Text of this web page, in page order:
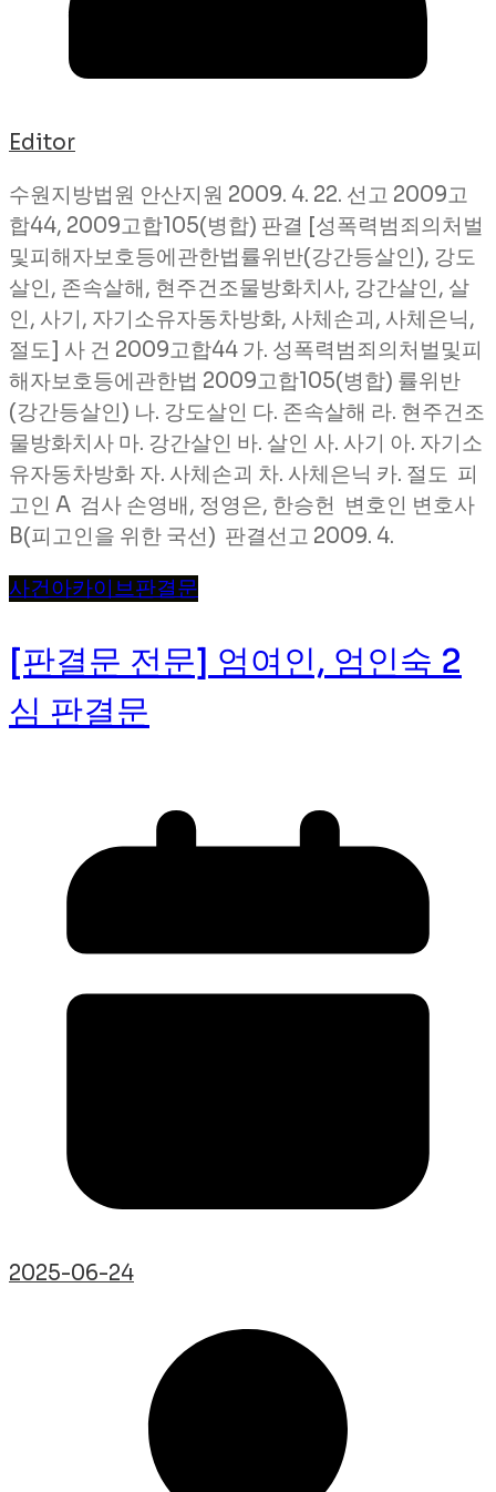
Editor
수원지방법원 안산지원 2009. 4. 22. 선고 2009고
합44, 2009고합105(병합) 판결 [성폭력범죄의처벌
및피해자보호등에관한법률위반(강간등살인), 강도
살인, 존속살해, 현주건조물방화치사, 강간살인, 살
인, 사기, 자기소유자동차방화, 사체손괴, 사체은닉,
절도] 사 건 2009고합44 가. 성폭력범죄의처벌및피
해자보호등에관한법 2009고합105(병합) 률위반
(강간등살인) 나. 강도살인 다. 존속살해 라. 현주건조
물방화치사 마. 강간살인 바. 살인 사. 사기 아. 자기소
유자동차방화 자. 사체손괴 차. 사체은닉 카. 절도 피
고인 A 검사 손영배, 정영은, 한승헌 변호인 변호사
B(피고인을 위한 국선) 판결선고 2009. 4.
사건아카이브판결문
[판결문 전문] 엄여인, 엄인숙 2
심 판결문
2025-06-24